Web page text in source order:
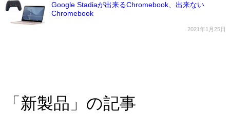
Google Stadiaが出来るChromebook、出来ない
Chromebook
2021年1月25日
「新製品」の記事